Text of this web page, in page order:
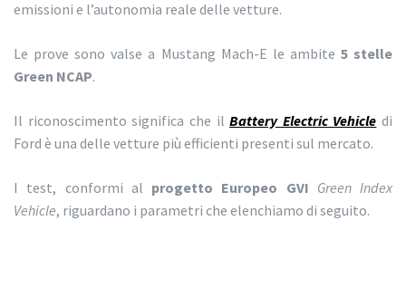
emissioni e l’autonomia reale delle vetture.
Le prove sono valse a Mustang Mach-E le ambite 5 stelle
Green NCAP.
Il riconoscimento significa che ilBattery Electric Vehicle di
Ford è una delle vetture più efficienti presenti sul mercato.
I test, conformi al progetto Europeo GVI Green Index
Vehicle, riguardano i parametri che elenchiamo di seguito.